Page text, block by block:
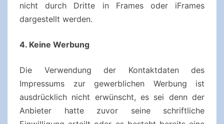
nicht durch Dritte in Frames oder iFrames
dargestellt werden.
4. Keine Werbung
Die Verwendung der Kontaktdaten des
Impressums zur gewerblichen Werbung ist
ausdrücklich nicht erwünscht, es sei denn der
Anbieter hatte zuvor seine schriftliche